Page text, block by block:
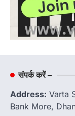
संपर्क करें –
Address: Varta
Bank More,